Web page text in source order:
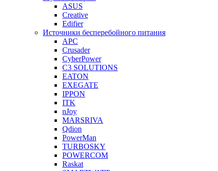
ASUS
Creative
Edifier
Источники бесперебойного питания
APC
Crusader
CyberPower
C3 SOLUTIONS
EATON
EXEGATE
IPPON
ITK
nJoy
MARSRIVA
Qdion
PowerMan
TURBOSKY
POWERCOM
Raskat